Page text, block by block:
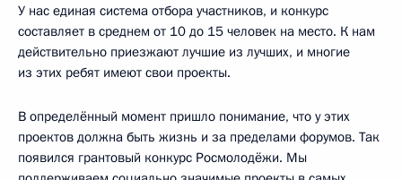
У нас единая система отбора участников, и конкурс
составляет в среднем от 10 до 15 человек на место. К нам
действительно приезжают лучшие из лучших, и многие
из этих ребят имеют свои проекты.
В определённый момент пришло понимание, что у этих
проектов должна быть жизнь и за пределами форумов. Так
появился грантовый конкурс Росмолодёжи. Мы